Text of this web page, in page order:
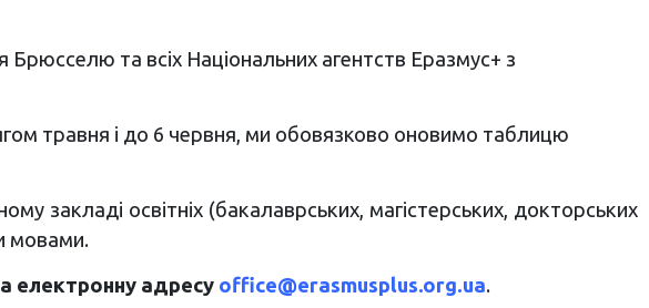
та всіх Національних агентств Еразмус+ з
травня і до 6 червня, ми обовязково оновимо таблицю
закладі освітніх (бакалаврських, магістерських, докторських
мовами.
електронну адресу office@erasmusplus.org.ua.